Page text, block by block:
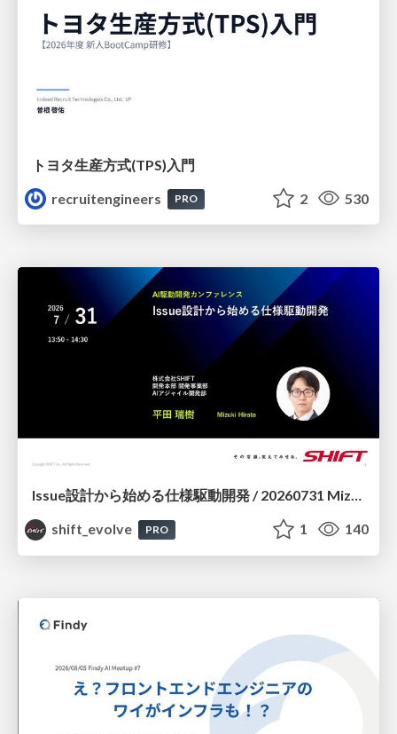
トヨタ⽣産⽅式(TPS)⼊⾨
recruitengineers
PRO 2 530
Issue設計から始める仕様駆動開発 / 20260731 Mizuki Hirata
shift_evolve
PRO 1 140